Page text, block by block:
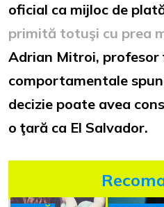
oficial ca mijloc de
primită totuşi cu prea
Adrian Mitroi, profesor
comportamentale
decizie poate avea
o ţară ca El Salvador.